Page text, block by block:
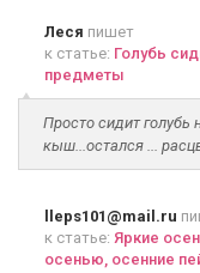
Леся пишет
к статье: Голубь
предметы
Просто сидит голубь
кыш...остался ...
lleps101@mail.ru
к статье: Яркие
осенью, осенние